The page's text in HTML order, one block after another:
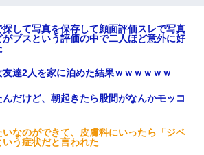
して写真を保存して顔面評価スレで写真
ブスという評価の中で二人ほど意外に好
達2人を家に泊めた結果ｗｗｗｗｗｗ
だけど、朝起きたら股間がなんかモッコ
なのができて、皮膚科にいったら「ジベ
う症状だと言われた